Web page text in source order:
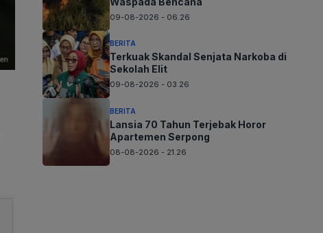
09-08-2026 - 06.26
BERITA
Terkuak Skandal Senjata Narkoba di
Sekolah Elit
09-08-2026 - 03.26
BERITA
Lansia 70 Tahun Terjebak Horor
Apartemen Serpong
08-08-2026 - 21.26